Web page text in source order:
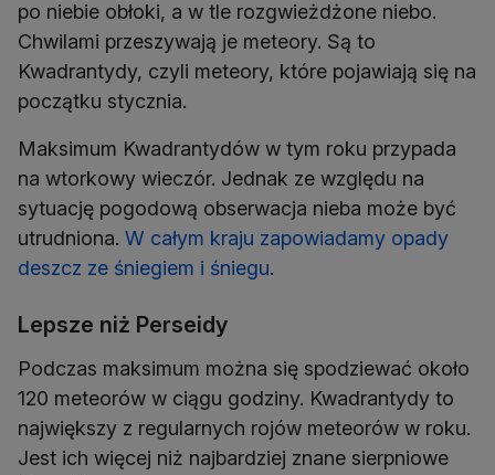
po niebie obłoki, a w tle rozgwieżdżone niebo.
Chwilami przeszywają je meteory. Są to
Kwadrantydy, czyli meteory, które pojawiają się na
początku stycznia.
Maksimum Kwadrantydów w tym roku przypada
na wtorkowy wieczór. Jednak ze względu na
sytuację pogodową obserwacja nieba może być
utrudniona. W całym kraju zapowiadamy opady
deszcz ze śniegiem i śniegu.
Lepsze niż Perseidy
Podczas maksimum można się spodziewać około
120 meteorów w ciągu godziny. Kwadrantydy to
największy z regularnych rojów meteorów w roku.
Jest ich więcej niż najbardziej znane sierpniowe